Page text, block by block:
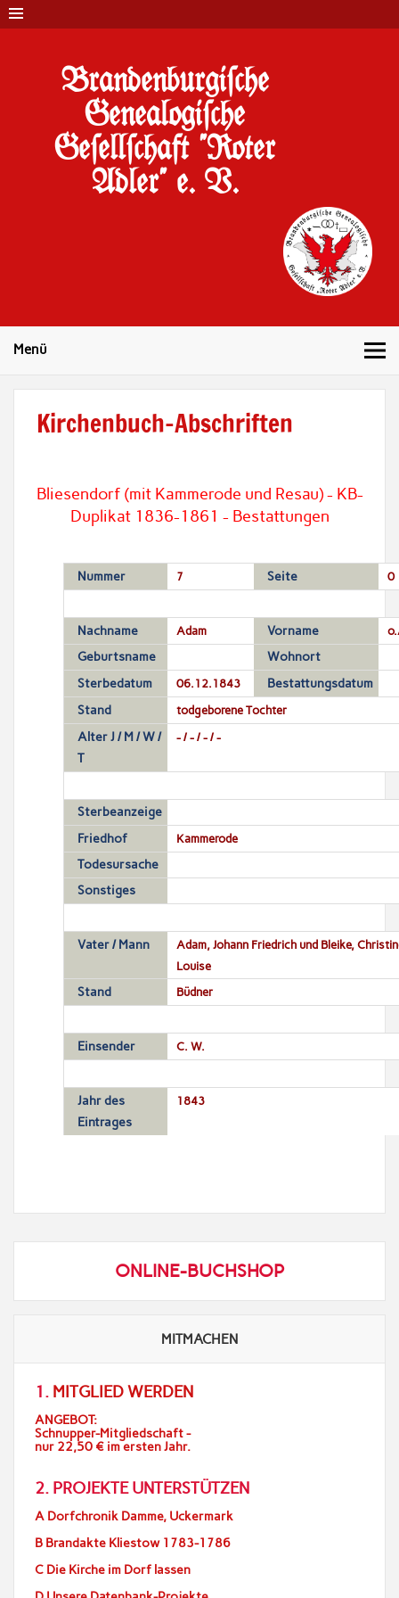
Brandenburgi#che
Genealogi#che
Ge#ell#chaft "Roter
Adler" e. V.
Menü
Kirchenbuch-Abschriften
Bliesendorf (mit Kammerode und Resau) - KB-
Duplikat 1836-1861 - Bestattungen
Nummer 7 Seite 0
Nachname Adam Vorname
Geburtsname
Wohnort
Sterbedatum
06.12.1843
Bestattungsdatum
Stand
todgeborene Tochter
Alter J / M / W /
T
- / - / - / -
Sterbeanzeige
Friedhof
Kammerode
Todesursache
Sonstiges
Vater / Mann
Adam, Johann Friedrich und Bleike,
Louise
Stand Büdner
Einsender C. W.
Jahr des
Eintrages
1843
ONLINE-BUCHSHOP
MITMACHEN
1. MITGLIED WERDEN
ANGEBOT:
Schnupper-Mitgliedschaft -
nur 22,50 € im ersten Jahr.
2. PROJEKTE UNTERSTÜTZEN
A Dorfchronik Damme, Uckermark
B Brandakte Kliestow 1783-1786
C Die Kirche im Dorf lassen